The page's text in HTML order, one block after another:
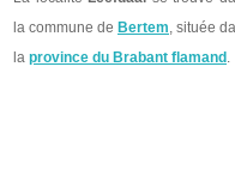
la commune de Bertem, située
la province du Brabant flamand .